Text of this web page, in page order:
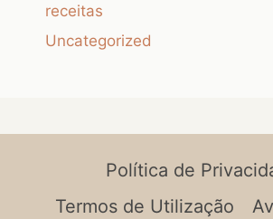
receitas
Uncategorized
Política de
Termos de Utilização